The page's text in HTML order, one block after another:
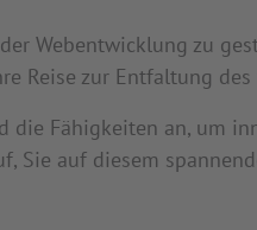
Webentwicklung zu
Reise zur Entfaltung
die Fähigkeiten an, um
Sie auf diesem